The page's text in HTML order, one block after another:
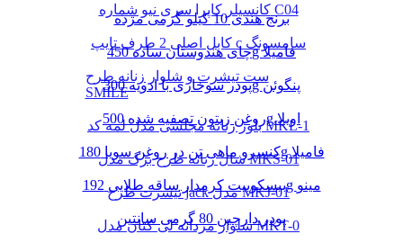
کانسیلر کاپرا سری نیو شماره C04
کابل اصلی 2 طرف تایپ c سامسونگ
ست تیشرت و شلوار زنانه طرح
SMILE
بلوز زنانه مجلسی مدل لمه کد MKL-1
شال زنانه طرح برگ مدل MKS-01
تیشرت طرح jack مدل MKJ-01
شلوار مردانه لی کتان مدل MKT-0
برنج هندی 10 کیلو گرمی مژده
چای هندوستان ساده 450g فامیلا
پودر سوخاری با ادویه 300g پنگوئن
روغن زیتون تصفیه شده 500g اویلا
کنسرو ماهی تن در روغن سویا 180g فامیلا
بیسکوییت کرمدار ساقه طلایی 192g مینو
پودر دارچین 80 گرمی سانتین